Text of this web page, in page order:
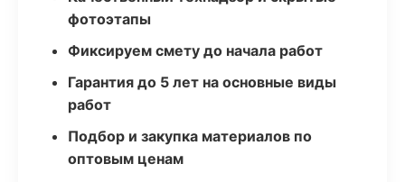
фотоэтапы
Фиксируем смету до начала работ
Гарантия до 5 лет на основные виды
работ
Подбор и закупка материалов по
оптовым ценам